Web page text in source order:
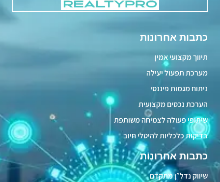
כתבות אחרונות
שיווק נדל״ן מתקדם
כתבות אחרונות
תיווך מקצועי אמין
מערכת תפעול יעילה
ניתוח מגמות פיננסי
הערכת נכסים מקצועית
שיתופי פעולה לצמיחה משותפת
בדיקות כלכליות להיטלי חיוב